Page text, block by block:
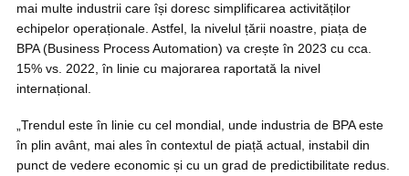
mai multe industrii care își doresc simplificarea activităților
echipelor operaționale. Astfel, la nivelul țării noastre, piața de
BPA (Business Process Automation) va crește în 2023 cu cca.
15% vs. 2022, în linie cu majorarea raportată la nivel
internațional.
„Trendul este în linie cu cel mondial, unde industria de BPA este
în plin avânt, mai ales în contextul de piață actual, instabil din
punct de vedere economic și cu un grad de predictibilitate redus.